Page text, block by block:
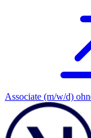
Associate (m/w/d)